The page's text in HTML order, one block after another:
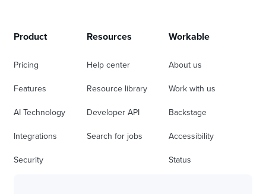
Product
Pricing
Features
AI Technology
Integrations
Security
Resources
Help center
Resource library
Developer API
Search for jobs
Workable
About us
Work with us
Backstage
Accessibility
Status